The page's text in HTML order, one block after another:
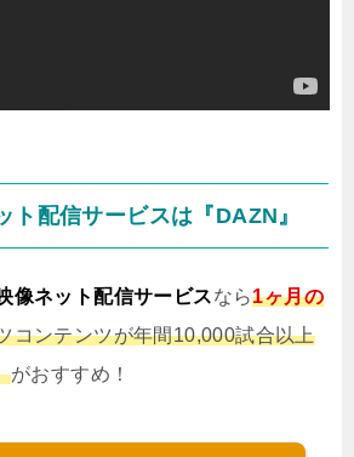
ト配信サービスは『DAZN』
像ネット配信サービスなら1ヶ月の
コンテンツが年間10,000試合以上
がおすすめ！